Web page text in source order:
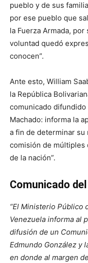
pueblo y de sus
por ese pueblo que
la Fuerza Armada,
voluntad quedó
conocen”.
Ante esto, William
la República
comunicado difundido
Machado: informa la
a fin de determinar
comisión de múltiples
de la nación”.
Comunicado
“El Ministerio Público
Venezuela informa al
difusión de un
Edmundo González y
en donde al margen